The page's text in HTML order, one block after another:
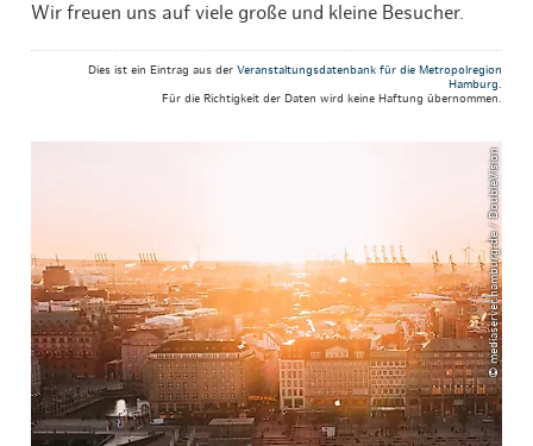
Wir freuen uns auf viele große und kleine Besucher.
Dies ist ein Eintrag aus der Veranstaltungsdatenbank für die Metropolregion
Hamburg.
Für die Richtigkeit der Daten wird keine Haftung übernommen.
© mediaserver.hamburg.de / DoubleVision